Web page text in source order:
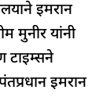
इमरान
मुनीर यांनी
टाइम्सने
इमरान